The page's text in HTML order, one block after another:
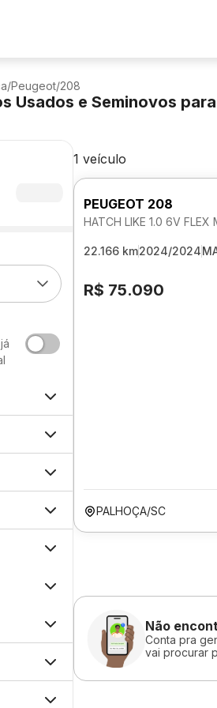
/Peugeot/208
Usados e Seminovos
1 veículo
PEUGEOT 208
HATCH LIKE 1.0 6V FLEX
22.166 km2024/2024
R$ 75.090
PALHOÇA/SC
Não
Conta pra
vai procurar